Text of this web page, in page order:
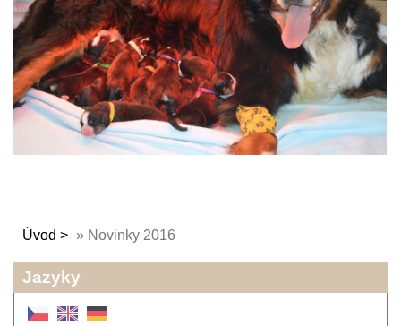
Úvod » Novinky 2016
Jazyky